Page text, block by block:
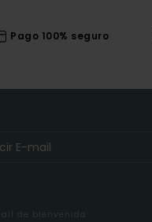
Pago 100% seguro
de bienvenida